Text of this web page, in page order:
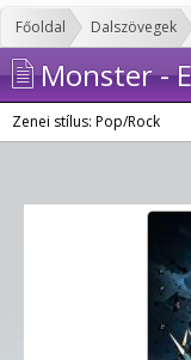
Főoldal Dalszövegek
Monster -
Zenei stílus: Pop/Rock